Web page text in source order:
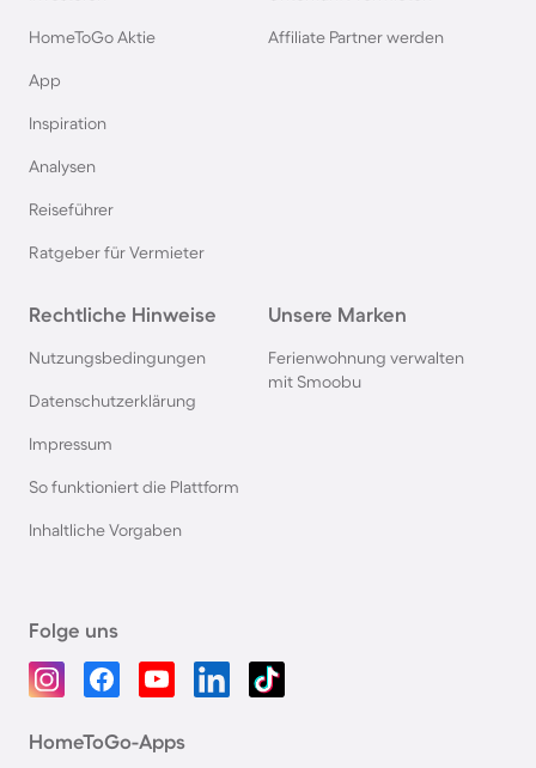
HomeToGo Aktie
App
Inspiration
Analysen
Reiseführer
Ratgeber für Vermieter
Affiliate Partner werden
Rechtliche Hinweise
Nutzungsbedingungen
Datenschutzerklärung
Impressum
So funktioniert die Plattform
Inhaltliche Vorgaben
Unsere Marken
Ferienwohnung verwalten
mit Smoobu
Folge uns
HomeToGo-Apps